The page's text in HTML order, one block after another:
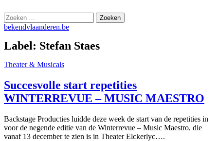
to
content
Zoeken
naar:
bekendvlaanderen.be
Label: Stefan Staes
Theater & Musicals
Succesvolle start repetities
WINTERREVUE – MUSIC MAESTRO
Backstage Producties luidde deze week de start van de repetities in
voor de negende editie van de Winterrevue – Music Maestro, die
vanaf 13 december te zien is in Theater Elckerlyc….